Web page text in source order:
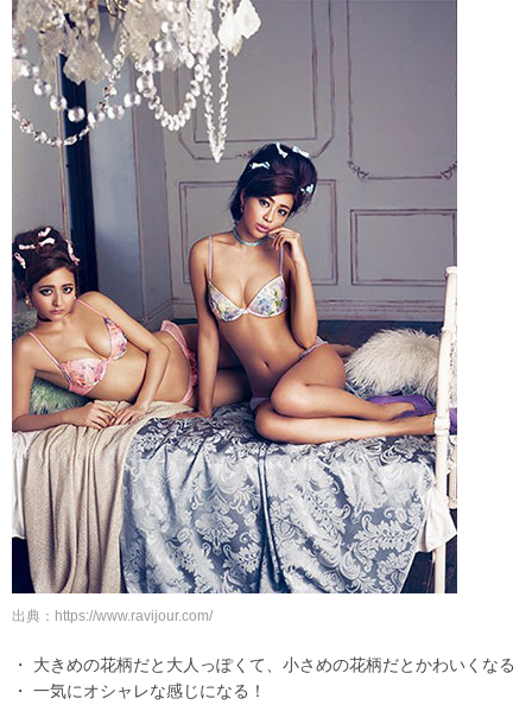
出典：https://www.ravijour.com/
・ 大きめの花柄だと大人っぽくて、小さめの花柄だとかわいくなる
・ 一気にオシャレな感じになる！